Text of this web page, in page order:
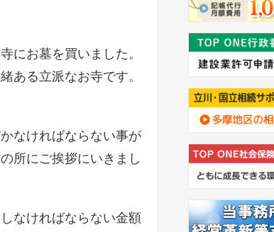
にお墓を買いました。
ある立派なお寺です。
なければならない事が
所にご挨拶にいきまし
なければならない金額